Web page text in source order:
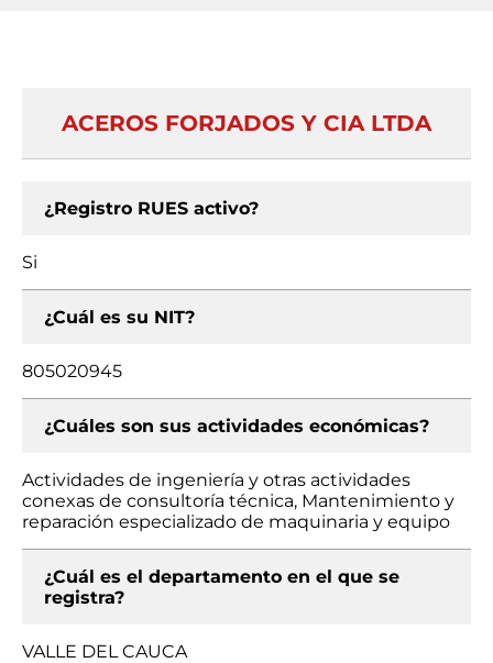
ACEROS FORJADOS Y CIA LTDA
¿Registro RUES activo?
Si
¿Cuál es su NIT?
805020945
¿Cuáles son sus actividades económicas?
Actividades de ingeniería y otras actividades
conexas de consultoría técnica, Mantenimiento y
reparación especializado de maquinaria y equipo
¿Cuál es el departamento en el que se
registra?
VALLE DEL CAUCA